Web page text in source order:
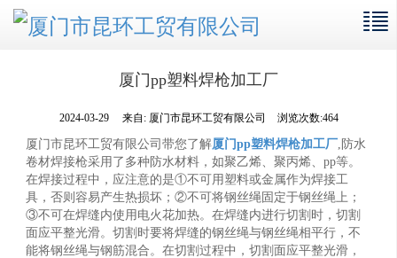
厦门pp塑料焊枪加工厂
2024-03-29 来自: 厦门市昆环工贸有限公司 浏览次数:464
厦门市昆环工贸有限公司带您了解厦门pp塑料焊枪加工厂,防水
卷材焊接枪采用了多种防水材料，如聚乙烯、聚丙烯、pp等。
在焊接过程中，应注意的是①不可用塑料或金属作为焊接工
具，否则容易产生热损坏；②不可将钢丝绳固定于钢丝绳上；
③不可在焊缝内使用电火花加热。在焊缝内进行切割时，切割
面应平整光滑。切割时要将焊缝的钢丝绳与钢丝绳相平行，不
能将钢丝绳与钢筋混合。在切割过程中，切割面应平整光滑，